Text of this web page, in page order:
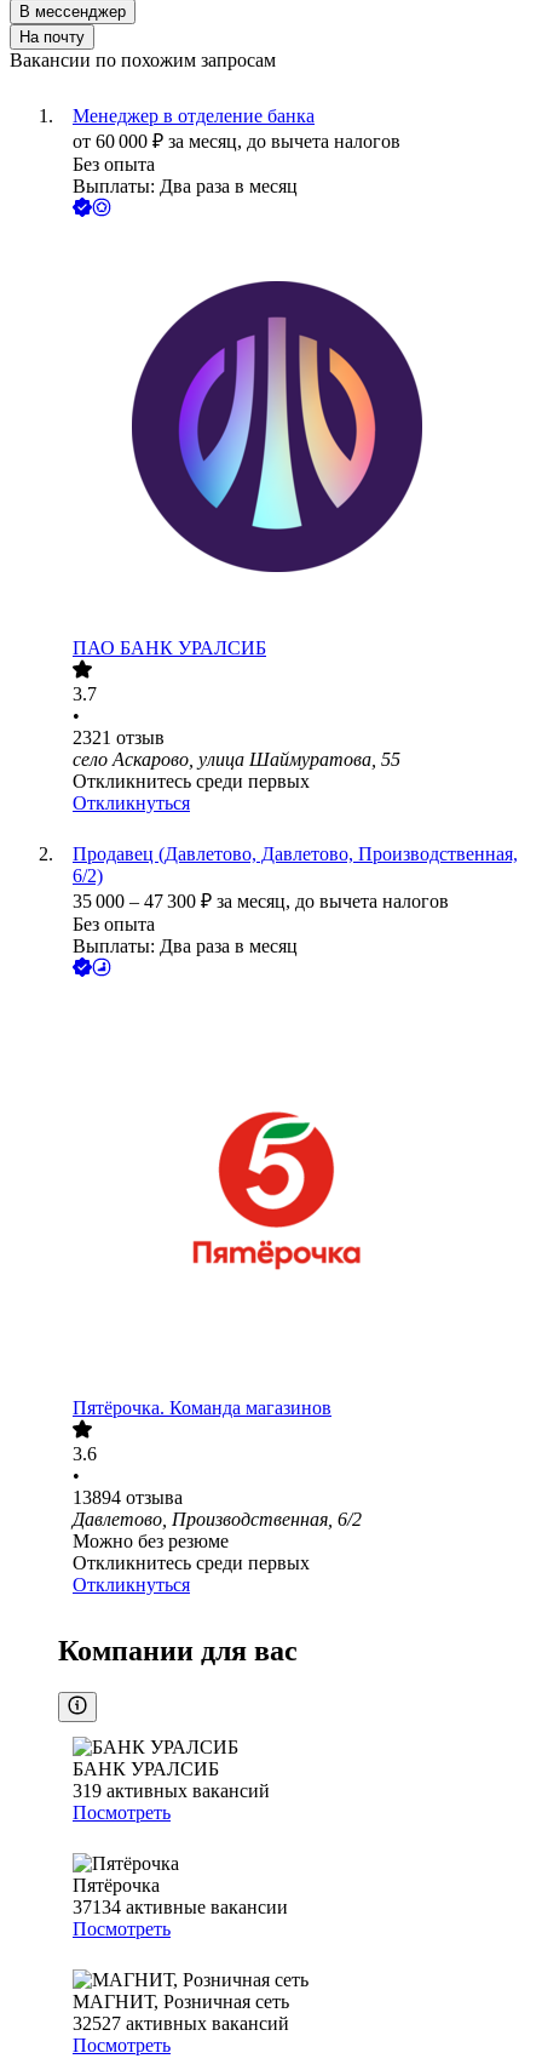
В мессенджер
На почту
Вакансии по похожим запросам
Менеджер в отделение банка
от 60 000 ₽ за месяц, до вычета налогов
Без опыта
Выплаты: Два раза в месяц
ПАО БАНК УРАЛСИБ
3.7
•
2321 отзыв
село Аскарово, улица Шаймуратова, 55
Откликнитесь среди первых
Откликнуться
Продавец (Давлетово, Давлетово, Производственная,
6/2)
35 000 – 47 300 ₽ за месяц, до вычета налогов
Без опыта
Выплаты: Два раза в месяц
Пятёрочка. Команда магазинов
3.6
•
13894 отзыва
Давлетово, Производственная, 6/2
Можно без резюме
Откликнитесь среди первых
Откликнуться
Компании для вас
БАНК УРАЛСИБ
319 активных вакансий
Посмотреть
Пятёрочка
37134 активные вакансии
Посмотреть
МАГНИТ, Розничная сеть
32527 активных вакансий
Посмотреть